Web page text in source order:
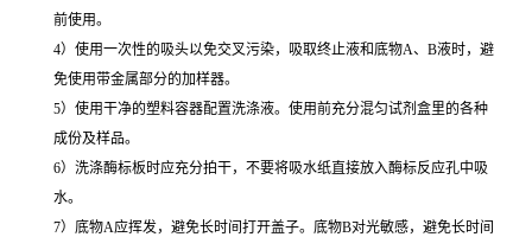
前使用。
4）使用一次性的吸头以免交叉污染，吸取终止液和底物A、B液时，避
免使用带金属部分的加样器。
5）使用干净的塑料容器配置洗涤液。使用前充分混匀试剂盒里的各种
成份及样品。
6）洗涤酶标板时应充分拍干，不要将吸水纸直接放入酶标反应孔中吸
水。
7）底物A应挥发，避免长时间打开盖子。底物B对光敏感，避免长时间